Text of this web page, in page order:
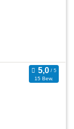
15 Bew.